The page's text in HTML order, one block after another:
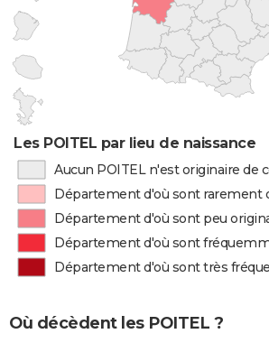
Les POITEL par lieu de naissance
Aucun POITEL n'est originaire de
Département d'où sont rarement
Département d'où sont peu
Département d'où sont
Département d'où sont très
Où décèdent les POITEL ?